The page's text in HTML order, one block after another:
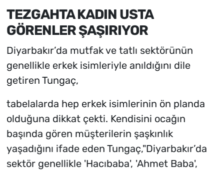
TEZGAHTA KADIN USTA
GÖRENLER ŞAŞIRIYOR
Diyarbakır’da mutfak ve tatlı sektörünün
genellikle erkek isimleriyle anıldığını dile
getiren Tungaç,
tabelalarda hep erkek isimlerinin ön planda
olduğuna dikkat çekti. Kendisini ocağın
başında gören müşterilerin şaşkınlık
yaşadığını ifade eden Tungaç,"Diyarbakır’da
sektör genellikle 'Hacıbaba', 'Ahmet Baba',